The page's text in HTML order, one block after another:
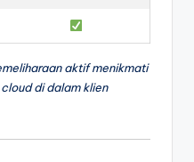
aktif menikmati
di dalam klien